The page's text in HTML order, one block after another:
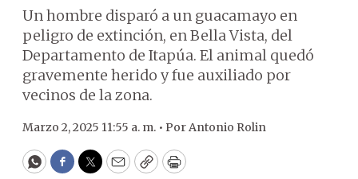
Un hombre disparó a un guacamayo en
peligro de extinción, en Bella Vista, del
Departamento de Itapúa. El animal quedó
gravemente herido y fue auxiliado por
vecinos de la zona.
Marzo 2, 2025 11:55 a. m. • PorAntonio Rolin
WhatsApp
Facebook
Twitter
EmailCopyPrint